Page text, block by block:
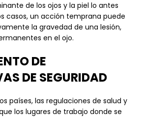
de los ojos y la piel lo antes
casos, un acción temprana puede
la gravedad de una lesión,
en el ojo.
DE
DE SEGURIDAD
países, las regulaciones de salud y
los lugares de trabajo donde se